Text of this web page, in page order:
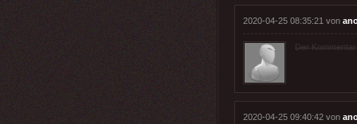
2020-04-25 08:35:21 von
Der
2020-04-25 09:40:42 von